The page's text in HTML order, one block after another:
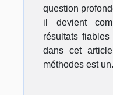
question
il devient
résultats
dans cet
méthodes est